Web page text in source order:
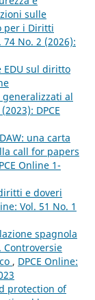
sulle
per i Diritti
74 No. 2 (2026):
EDU sul diritto
al
DPCE
una carta
call for papers
Online 1-
e doveri
Vol. 51 No. 1
spagnola
, DPCE Online:
protection of